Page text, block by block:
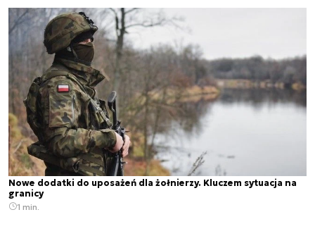
Nowe dodatki do uposażeń dla żołnierzy. Kluczem sytuacja na
granicy
1 min.